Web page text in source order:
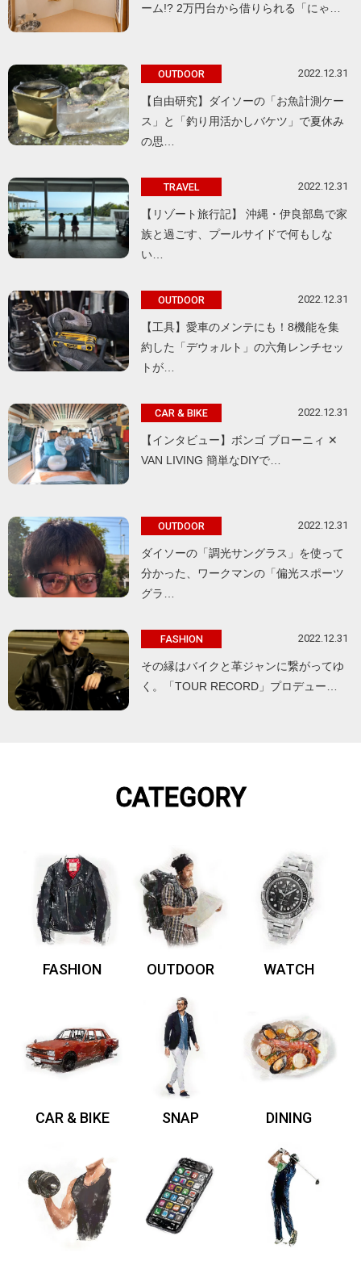
ーム!? 2万円台から借りられる「にゃ…
OUTDOOR 2022.12.31
【自由研究】ダイソーの「お魚計測ケー
ス」と「釣り用活かしバケツ」で夏休み
の思…
TRAVEL 2022.12.31
【リゾート旅行記】 沖縄・伊良部島で家
族と過ごす、プールサイドで何もしな
い…
OUTDOOR 2022.12.31
【工具】愛車のメンテにも！8機能を集
約した「デウォルト」の六角レンチセッ
トが…
CAR & BIKE 2022.12.31
【インタビュー】ボンゴ ブローニィ ✕
VAN LIVING 簡単なDIYで…
OUTDOOR 2022.12.31
ダイソーの「調光サングラス」を使って
分かった、ワークマンの「偏光スポーツ
グラ…
FASHION 2022.12.31
その縁はバイクと革ジャンに繋がってゆ
く。「TOUR RECORD」プロデュー…
CATEGORY
FASHION OUTDOOR WATCH
CAR & BIKE SNAP DINING